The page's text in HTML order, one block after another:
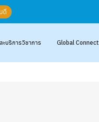
ดี
ะบริการวิชาการ Global Connect